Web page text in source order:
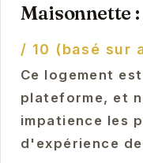
Maisonnette
/ 10 (basé sur
Ce logement
plateforme, et
impatience les
d'expérience